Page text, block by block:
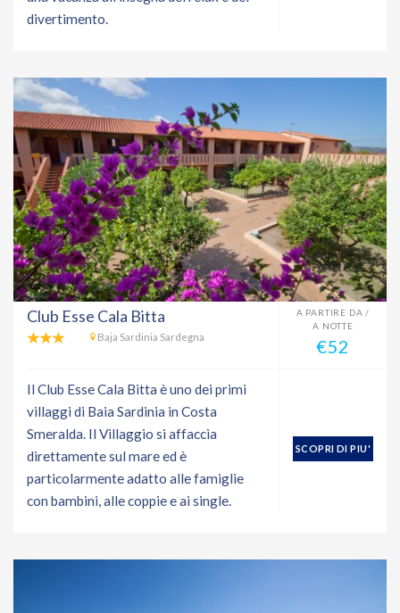
divertimento.
Club Esse Cala Bitta
Baja Sardinia Sardegna
A PARTIRE DA /
A NOTTE
€52
Il Club Esse Cala Bitta è uno dei primi
villaggi di Baia Sardinia in Costa
Smeralda. Il Villaggio si affaccia
direttamente sul mare ed è
particolarmente adatto alle famiglie
con bambini, alle coppie e ai single.
SCOPRI DI PIU'